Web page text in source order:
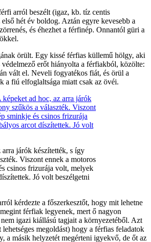
arról beszélt (igaz, kb. tíz centis
hét év boldog. Aztán egyre kevesebb a
és éhezhet a férfinép. Onnantól güri a
örült. Egy kissé férfias küllemű hölgy, aki
erőt hiányolta a férfiakból, közölte:
vált el. Neveli fogyatékos fiát, és örül a
a fiú elfoglaltsága miatt csak az övéi.
arra járók készítették, s így
Viszont ennek a motoros
csinos frizurája volt, melyek
Jó volt beszélgetni
kérdezte a főszerkesztőt, hogy mit lehetne
férfiak legyenek, mert ő nagyon
igazi kiállású tagjait a környezetéből. Azt
megoldást) hogy a férfias feladatok
a másik helyzetét megérteni igyekvő, de őt az